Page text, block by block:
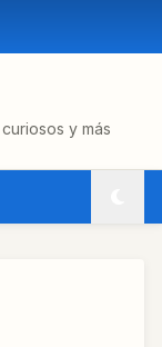
y más